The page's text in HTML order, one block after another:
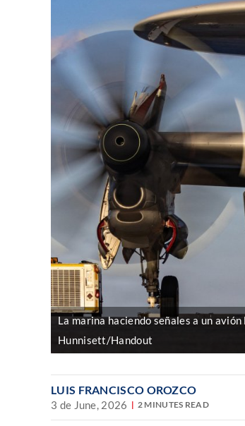
La marina haciendo señales a un avión
Hunnisett/Handout
LUIS FRANCISCO OROZCO
3 de June, 2026 2 MINUTES READ